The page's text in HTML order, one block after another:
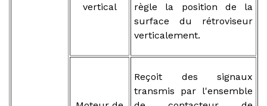
vertical
règle la position de la
surface du rétroviseur
verticalement.
Reçoit des signaux
transmis par l'ensemble